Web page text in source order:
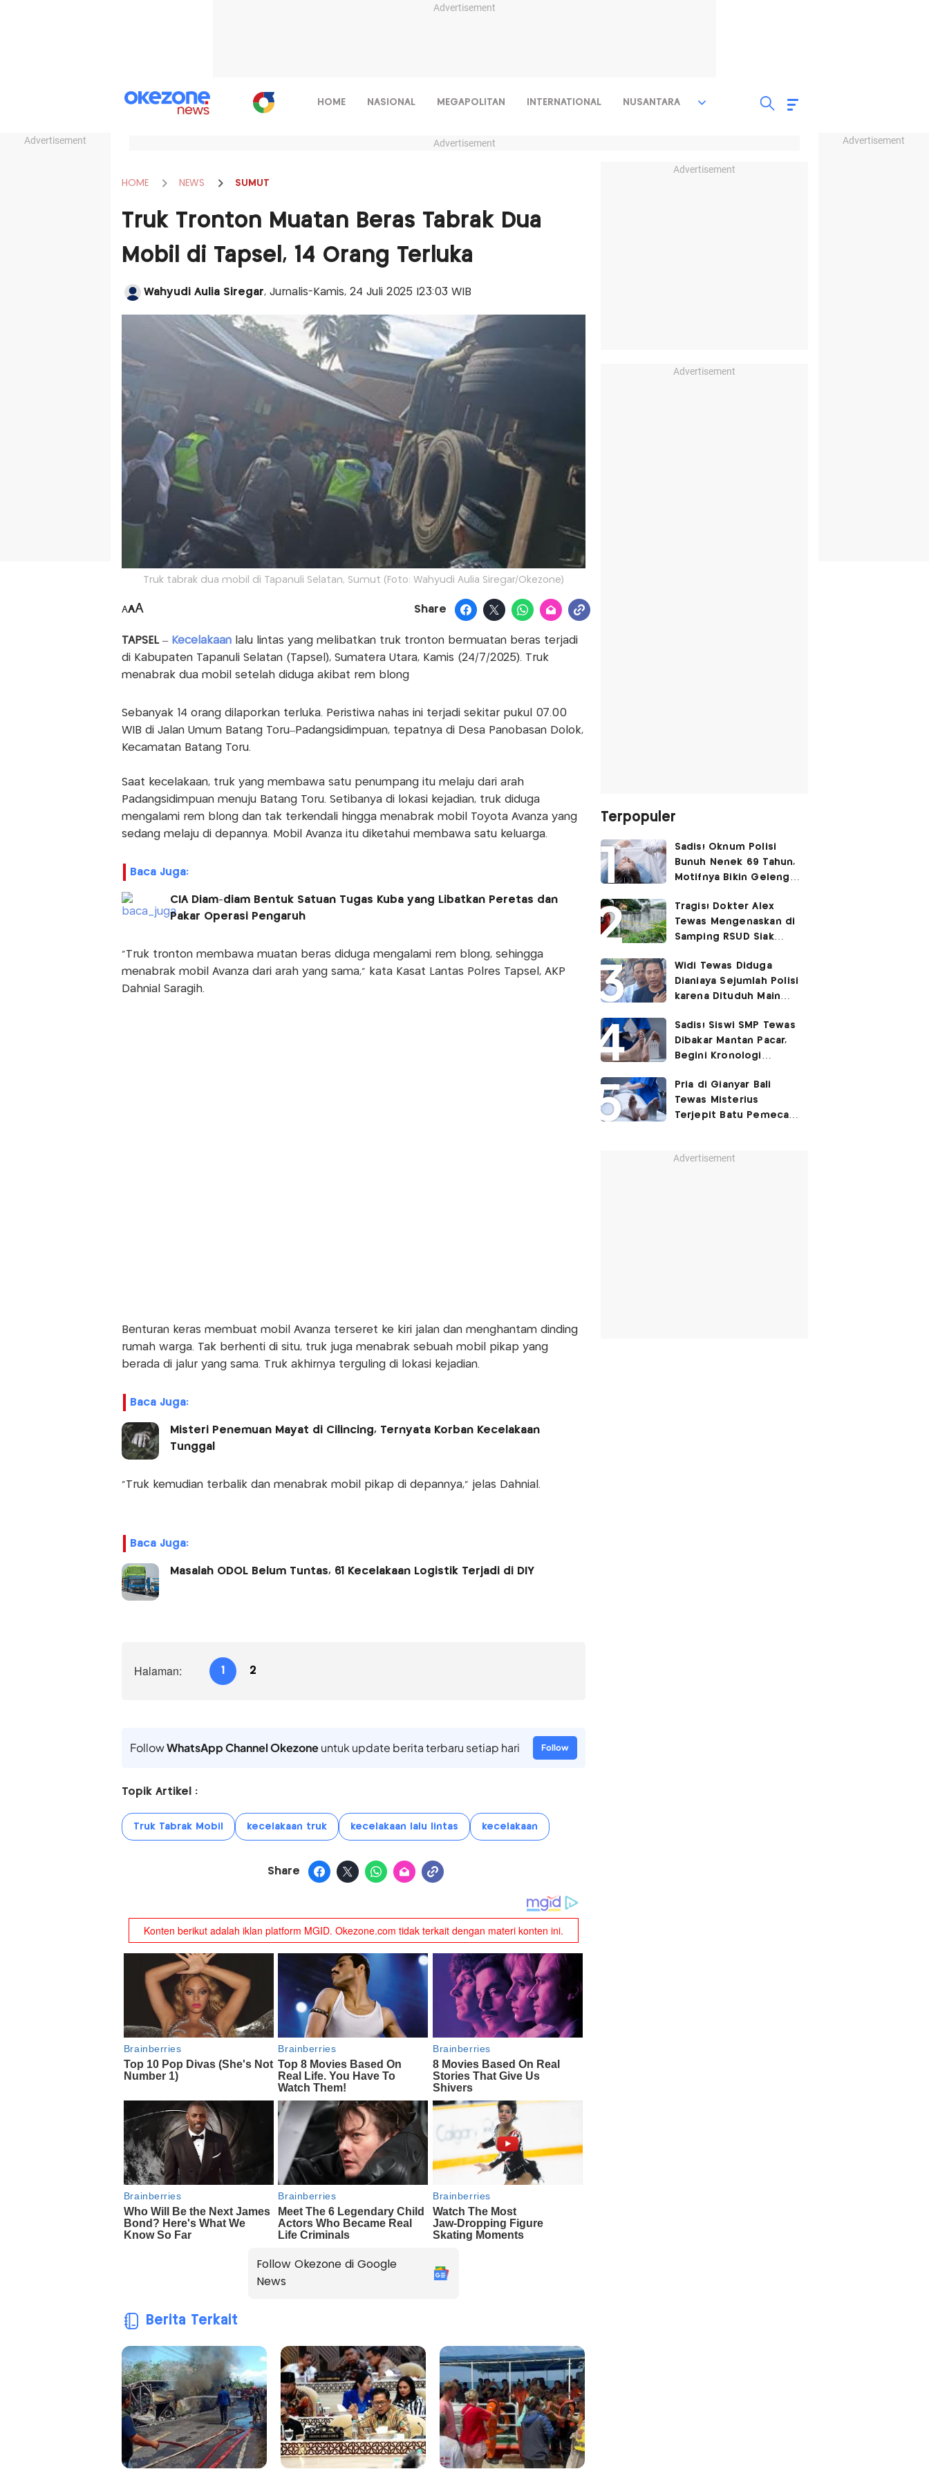
Advertisement
Advertisement Advertisement
HOME NASIONAL MEGAPOLITAN INTERNATIONAL NUSANTARA
Advertisement
HOME NEWS SUMUT
Truk Tronton Muatan Beras Tabrak Dua
Mobil di Tapsel, 14 Orang Terluka
Wahyudi Aulia Siregar, Jurnalis-Kamis, 24 Juli 2025 |23:03 WIB
Truk tabrak dua mobil di Tapanuli Selatan, Sumut (Foto: Wahyudi Aulia Siregar/Okezone)
AAA Share
TAPSEL – Kecelakaan lalu lintas yang melibatkan truk tronton bermuatan beras terjadi
di Kabupaten Tapanuli Selatan (Tapsel), Sumatera Utara, Kamis (24/7/2025). Truk
menabrak dua mobil setelah diduga akibat rem blong
Sebanyak 14 orang dilaporkan terluka. Peristiwa nahas ini terjadi sekitar pukul 07.00
WIB di Jalan Umum Batang Toru–Padangsidimpuan, tepatnya di Desa Panobasan Dolok,
Kecamatan Batang Toru.
Saat kecelakaan, truk yang membawa satu penumpang itu melaju dari arah
Padangsidimpuan menuju Batang Toru. Setibanya di lokasi kejadian, truk diduga
mengalami rem blong dan tak terkendali hingga menabrak mobil Toyota Avanza yang
sedang melaju di depannya. Mobil Avanza itu diketahui membawa satu keluarga.
Baca Juga:
CIA Diam-diam Bentuk Satuan Tugas Kuba yang Libatkan Peretas dan
Pakar Operasi Pengaruh
"Truk tronton membawa muatan beras diduga mengalami rem blong, sehingga
menabrak mobil Avanza dari arah yang sama," kata Kasat Lantas Polres Tapsel, AKP
Dahnial Saragih.
Benturan keras membuat mobil Avanza terseret ke kiri jalan dan menghantam dinding
rumah warga. Tak berhenti di situ, truk juga menabrak sebuah mobil pikap yang
berada di jalur yang sama. Truk akhirnya terguling di lokasi kejadian.
Baca Juga:
Misteri Penemuan Mayat di Cilincing, Ternyata Korban Kecelakaan
Tunggal
“Truk kemudian terbalik dan menabrak mobil pikap di depannya,” jelas Dahnial.
Baca Juga:
Masalah ODOL Belum Tuntas, 61 Kecelakaan Logistik Terjadi di DIY
Halaman: 1 2
FollowWhatsApp Channel Okezoneuntuk update berita terbaru setiap hari Follow
Topik Artikel :
Truk Tabrak Mobil kecelakaan truk kecelakaan lalu lintas kecelakaan
Share
Follow Okezone di Google
News
Berita Terkait
Advertisement
Advertisement
Terpopuler
Sadis! Oknum Polisi
Bunuh Nenek 69 Tahun,
Motifnya Bikin Geleng
Tragis! Dokter Alex
Tewas Mengenaskan di
Samping RSUD Siak
Rocuronium
Widi Tewas Diduga
Dianiaya Sejumlah Polisi
karena Dituduh Main
Sadis! Siswi SMP Tewas
Dibakar Mantan Pacar,
Begini Kronologi
Pria di Gianyar Bali
Tewas Misterius
Terjepit Batu Pemecah
Advertisement